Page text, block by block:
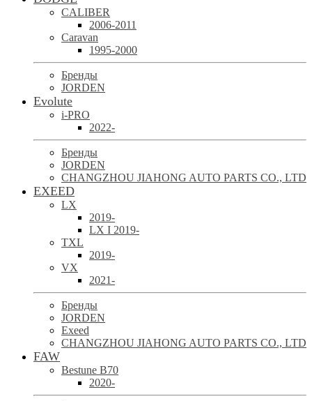
CALIBER
2006-2011
Caravan
1995-2000
Бренды
JORDEN
Evolute
i-PRO
2022-
Бренды
JORDEN
CHANGZHOU JIAHONG AUTO PARTS CO., LTD
EXEED
LX
2019-
LX I 2019-
TXL
2019-
VX
2021-
Бренды
JORDEN
Exeed
CHANGZHOU JIAHONG AUTO PARTS CO., LTD
FAW
Bestune B70
2020-